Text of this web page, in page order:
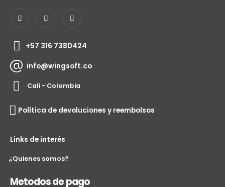
+57 316 7380424
info@wingsoft.co
Cali - Colombia
Política de devoluciones y reembolsos
Links de interés
¿Quienes somos?
Metodos de pago